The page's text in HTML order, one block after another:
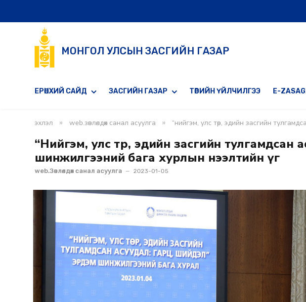
МОНГОЛ УЛСЫН ЗАСГИЙН ГАЗАР
ЕРӨНХИЙ САЙД ЗАСГИЙН ГАЗАР ТӨРИЙН ҮЙЛЧИЛГЭЭ E-
эхлэл » web.зөвлөлдөх санал асуулга » “нийгэм, улс төр, эдийн засгийн
“Нийгэм, улс төр, эдийн засгийн
шинжилгээний бага хурлын нээлтийн үг
web.Зөвлөлдөх санал асуулга 2023-01-05